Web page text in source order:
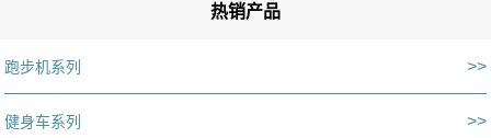
热销产品
跑步机系列 >>
健身车系列 >>